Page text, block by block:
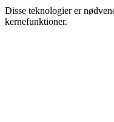
Disse teknologier er
kernefunktioner.